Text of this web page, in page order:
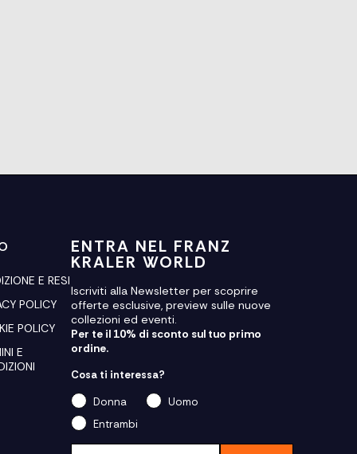
E RESI
POLICY
POLICY
E
ENTRA NEL FRANZ
KRALER WORLD
Iscriviti alla Newsletter per scoprire
offerte esclusive, preview sulle nuove
collezioni ed eventi.
Per te il 10% di sconto sul tuo primo
ordine.
Cosa ti interessa?
Donna
Uomo
Entrambi